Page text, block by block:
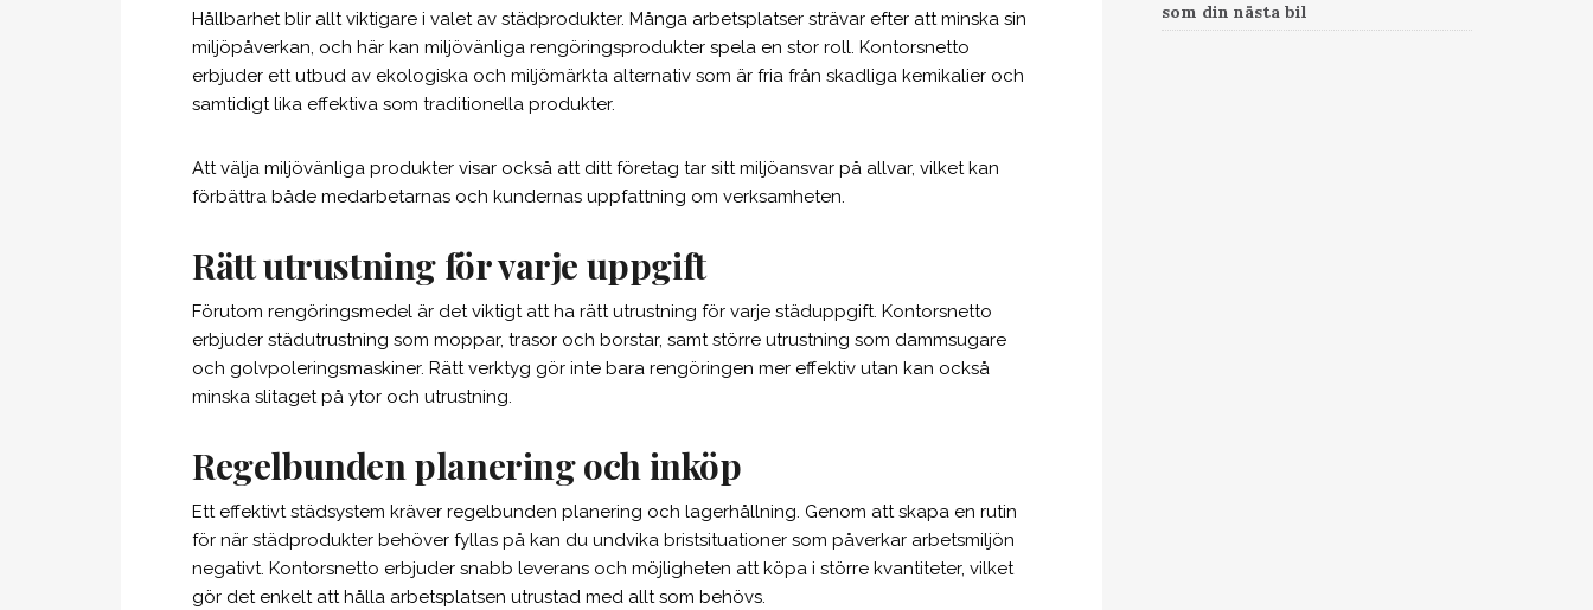
Hållbarhet blir allt viktigare i valet av städprodukter. Många arbetsplatser strävar efter att minska sin
miljöpåverkan, och här kan miljövänliga rengöringsprodukter spela en stor roll. Kontorsnetto
erbjuder ett utbud av ekologiska och miljömärkta alternativ som är fria från skadliga kemikalier och
samtidigt lika effektiva som traditionella produkter.
Att välja miljövänliga produkter visar också att ditt företag tar sitt miljöansvar på allvar, vilket kan
förbättra både medarbetarnas och kundernas uppfattning om verksamheten.
Rätt utrustning för varje uppgift
Förutom rengöringsmedel är det viktigt att ha rätt utrustning för varje städuppgift. Kontorsnetto
erbjuder städutrustning som moppar, trasor och borstar, samt större utrustning som dammsugare
och golvpoleringsmaskiner. Rätt verktyg gör inte bara rengöringen mer effektiv utan kan också
minska slitaget på ytor och utrustning.
Regelbunden planering och inköp
Ett effektivt städsystem kräver regelbunden planering och lagerhållning. Genom att skapa en rutin
för när städprodukter behöver fyllas på kan du undvika bristsituationer som påverkar arbetsmiljön
negativt. Kontorsnetto erbjuder snabb leverans och möjligheten att köpa i större kvantiteter, vilket
gör det enkelt att hålla arbetsplatsen utrustad med allt som behövs.
som din nästa bil